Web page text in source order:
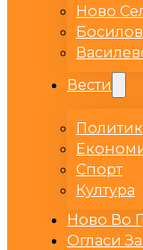
Ново
Вести
Спорт
Култура
Ново Во
Огласи